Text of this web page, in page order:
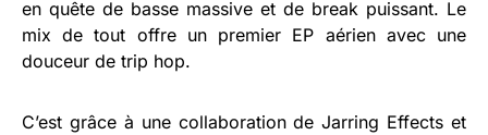
en quête de basse massive et de break puissant. Le
mix de tout offre un premier EP aérien avec une
douceur de trip hop.
C’est grâce à une collaboration de Jarring Effects et